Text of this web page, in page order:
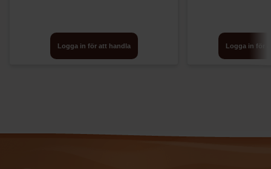
Logga in för att handla Logga in för